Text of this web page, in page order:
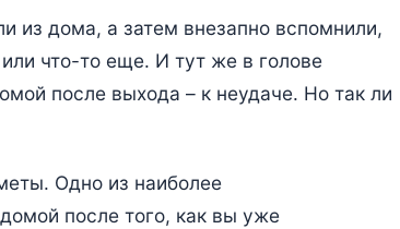
из дома, а затем внезапно вспомнили,
что-то еще. И тут же в голове
после выхода – к неудаче. Но так ли
Одно из наиболее
после того, как вы уже